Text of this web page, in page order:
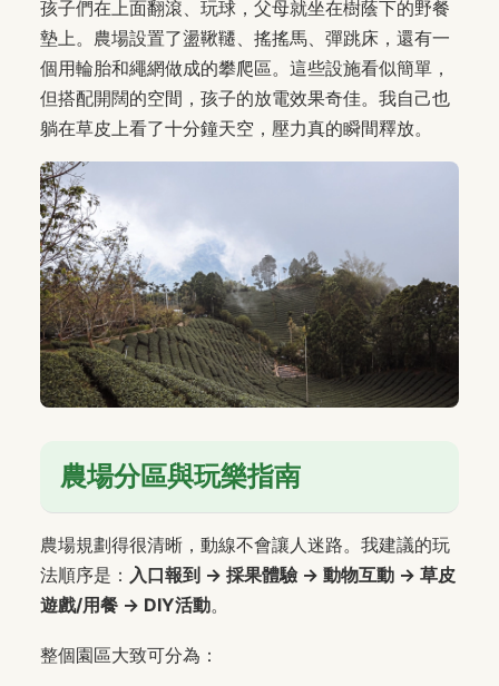
孩子們在上面翻滾、玩球，父母就坐在樹蔭下的野餐
墊上。農場設置了盪鞦韆、搖搖馬、彈跳床，還有一
個用輪胎和繩網做成的攀爬區。這些設施看似簡單，
但搭配開闊的空間，孩子的放電效果奇佳。我自己也
躺在草皮上看了十分鐘天空，壓力真的瞬間釋放。
農場分區與玩樂指南
農場規劃得很清晰，動線不會讓人迷路。我建議的玩
法順序是： 入口報到 → 採果體驗 → 動物互動 → 草皮
遊戲/用餐 → DIY活動。
整個園區大致可分為：